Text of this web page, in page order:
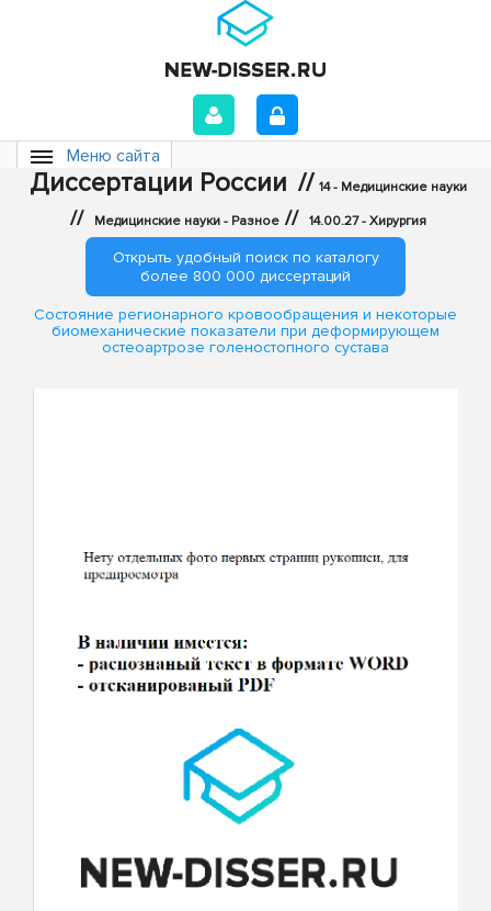
Меню сайта
Диссертации России // 14 - Медицинские науки
// Медицинские науки - Разное // 14.00.27 - Хирургия
Открыть удобный поиск по каталогу
более 800 000 диссертаций
Состояние регионарного кровообращения и некоторые
биомеханические показатели при деформирующем
остеоартрозе голеностопного сустава